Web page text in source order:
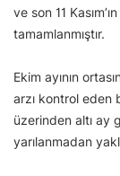
ve son 11
tamamlanmıştır.
Ekim ayının
arzı kontrol eden
üzerinden altı ay
yarılanmadan